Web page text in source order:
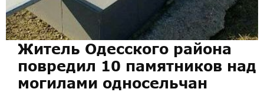
Житель Одесского района
повредил 10 памятников над
могилами односельчан